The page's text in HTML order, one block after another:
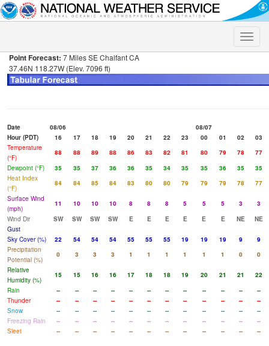
Toggle
Point Forecast: 7 Miles SE Chalfant CA
37.46N 118.27W (Elev. 7096 ft)
Date 08/06
08/07
Hour (PDT)
16 17 18 19 20 21 22 23 00 01 02
03
Temperature
(°F)
88 88 89 88 86 83 82 81 80 79 78
77
Dewpoint (°F)
35 35 37 36 36 35 34 35 35 36 35
35
Heat Index
(°F)
84 84 85 84 83 80 80 79 79 79 78
77
Surface Wind
(mph)
11 10 10 10 8 8 8 5 5 5 3
3
Wind Dir
SW SW SW SW E E E E E E NE
NE
Gust
Sky Cover (%)
22 54 54 54 55 55 55 19 19 19 9
9
Precipitation
Potential (%)
0 3 3 3 1 1 1 1 1 1 0
0
Relative
Humidity (%)
15 15 16 16 17 18 18 19 20 21 21
22
Rain
-- -- -- -- -- -- -- -- -- -- --
--
Thunder
-- -- -- -- -- -- -- -- -- -- --
--
Snow
-- -- -- -- -- -- -- -- -- -- --
--
Freezing Rain
-- -- -- -- -- -- -- -- -- -- --
--
Sleet
-- -- -- -- -- -- -- -- -- -- -- --